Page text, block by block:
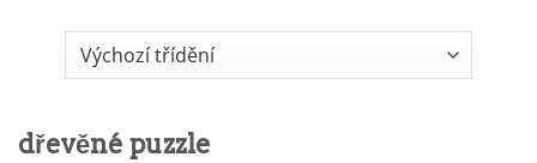
dřevěné puzzle